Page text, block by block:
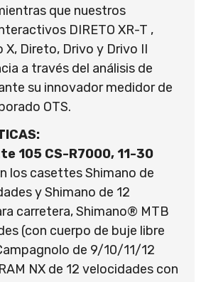
que nuestros
DIRETO XR-T ,
X, Direto, Drivo y Drivo II
a través del análisis de
su innovador medidor de
OTS.
105 CS-R7000, 11-30
los casettes Shimano de
y Shimano de 12
carretera, Shimano® MTB
(con cuerpo de buje libre
de 9/10/11/12
NX de 12 velocidades con